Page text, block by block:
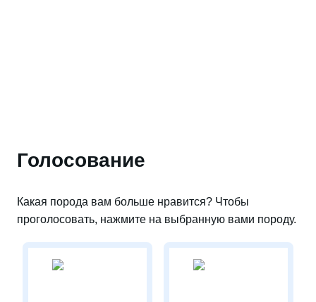
Голосование
Какая порода вам больше нравится? Чтобы
проголосовать, нажмите на выбранную вами породу.